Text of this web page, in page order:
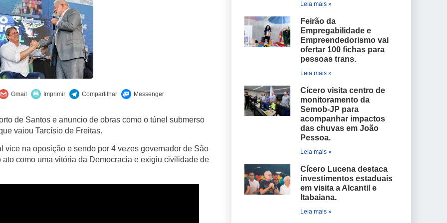
de Santos e anuncio de obras como o túnel submerso
vaiou Tarcísio de Freitas.
na oposição e sendo por 4 vezes governador de São
como uma vitória da Democracia e exigiu civilidade de
Leia mais »
Feirão da
Empregabilidade e
Empreendedorismo vai
ofertar 100 fichas para
pessoas trans.
Leia mais »
Cícero visita centro de
monitoramento da
Semob-JP para
acompanhar impactos
das chuvas em João
Pessoa.
Leia mais »
Cícero Lucena destaca
investimentos estaduais
em visita a Alcantil e
Itabaiana.
Leia mais »